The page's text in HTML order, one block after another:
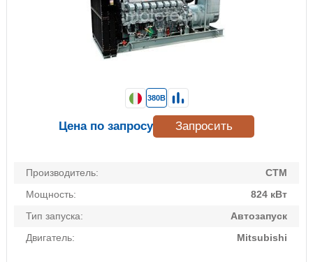
Производитель:
CTM
Мощность:
824 кВт
Тип запуска:
Автозапуск
Двигатель:
Mitsubishi
380В
Цена по запросу Запросить